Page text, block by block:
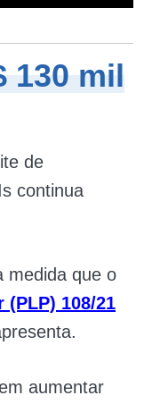
130 mil
de
continua
medida que o
108/21
aumentar